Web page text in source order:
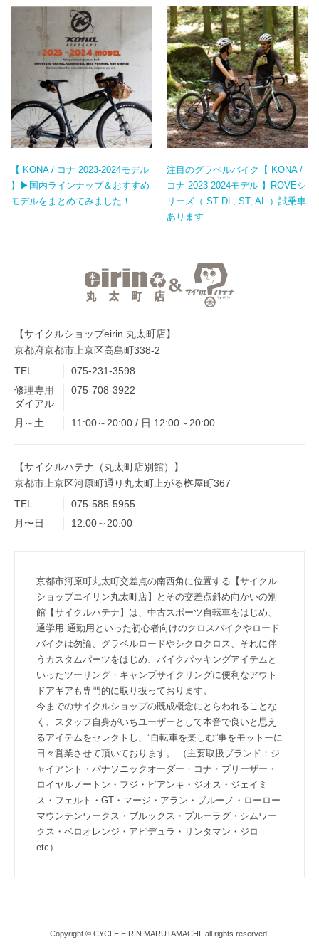
【 KONA / コナ 2023-2024モデル
】▶国内ラインナップ＆おすすめ
モデルをまとめてみました！
注目のグラベルバイク【 KONA /
コナ 2023-2024モデル 】ROVEシ
リーズ（ ST DL, ST, AL ）試乗車
あります
【サイクルショップeirin 丸太町店】
京都府京都市上京区高島町338-2
TEL
075-231-3598
修理専用
ダイアル
075-708-3922
月～土 11:00～20:00 / 日 12:00～20:00
【サイクルハテナ（丸太町店別館）】
京都市上京区河原町通り丸太町上がる桝屋町367
TEL
075-585-5955
月〜日
12:00～20:00
京都市河原町丸太町交差点の南西角に位置する【サイクル
ショップエイリン丸太町店】とその交差点斜め向かいの別
館【サイクルハテナ】は、中古スポーツ自転車をはじめ、
通学用 通勤用といった初心者向けのクロスバイクやロード
バイクは勿論、グラベルロードやシクロクロス、それに伴
うカスタムパーツをはじめ、バイクパッキングアイテムと
いったツーリング・キャンプサイクリングに便利なアウト
ドアギアも専門的に取り扱っております。
今までのサイクルショップの既成概念にとらわれることな
く、スタッフ自身がいちユーザーとして本音で良いと思え
るアイテムをセレクトし、”自転車を楽しむ”事をモットーに
日々営業させて頂いております。 （主要取扱ブランド：ジ
ャイアント・パナソニックオーダー・コナ・ブリーザー・
ロイヤルノートン・フジ・ビアンキ・ジオス・ジェイミ
ス・フェルト・GT・マージ・アラン・ブルーノ・ローロー
マウンテンワークス・ブルックス・ブルーラグ・シムワー
クス・ベロオレンジ・アピデュラ・リンタマン・ジロ
etc）
Copyright © CYCLE EIRIN MARUTAMACHI. all rights reserved.